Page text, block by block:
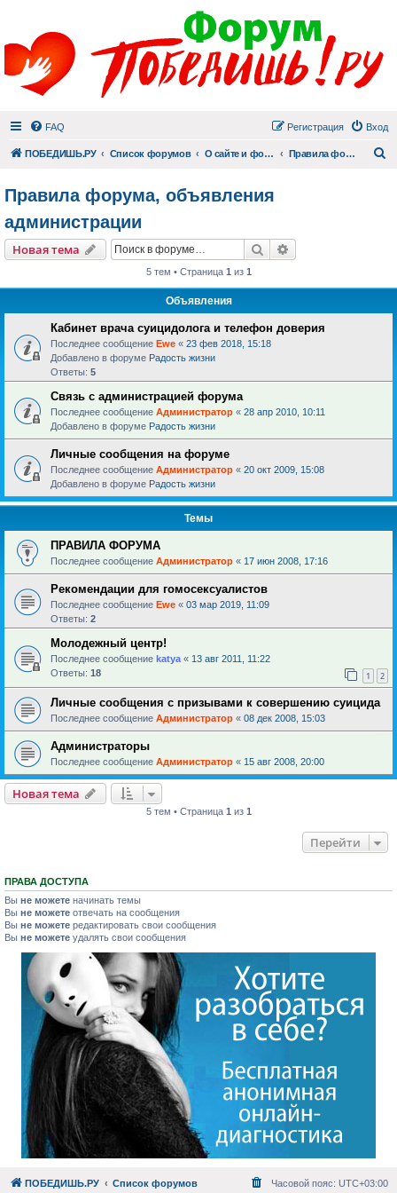
FAQ Вход
Регистрация
ПОБЕДИШЬ.РУ Список форумов О сайте и форуме Правила форума, объявления администрации
Правила форума, объявления
администрации
Новая тема Поиск
5 тем • Страница 1 из 1
Объявления
Кабинет врача суицидолога и телефон доверия
Последнее сообщение Ewe « 23 фев 2018, 15:18
Добавлено в форуме Радость жизни
Ответы: 5
Связь с администрацией форума
Последнее сообщение Администратор « 28 апр 2010, 10:11
Добавлено в форуме Радость жизни
Личные сообщения на форуме
Последнее сообщение Администратор « 20 окт 2009, 15:08
Добавлено в форуме Радость жизни
Темы
ПРАВИЛА ФОРУМА
Последнее сообщение Администратор « 17 июн 2008, 17:16
Рекомендации для гомосексуалистов
Последнее сообщение Ewe « 03 мар 2019, 11:09
Ответы: 2
Молодежный центр!
Последнее сообщение katya « 13 авг 2011, 11:22
Ответы: 18 1 2
Личные сообщения с призывами к совершению суицида
Последнее сообщение Администратор « 08 дек 2008, 15:03
Администраторы
Последнее сообщение Администратор « 15 авг 2008, 20:00
Новая тема
5 тем • Страница 1 из 1
Перейти
ПРАВА ДОСТУПА
Вы не можете начинать темы
Вы не можете отвечать на сообщения
Вы не можете редактировать свои сообщения
Вы не можете удалять свои сообщения
ПОБЕДИШЬ.РУ Список форумов Часовой пояс: UTC+03:00